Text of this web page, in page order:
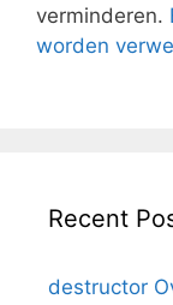
verminderen.
worden
Recent
destructor